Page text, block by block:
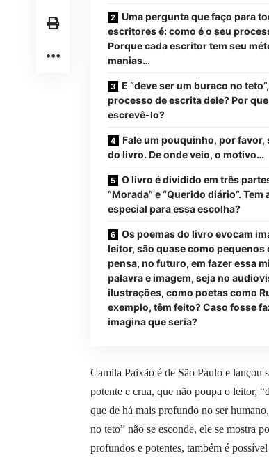
Uma pergunta que faço para
escritores é: como é o seu
Porque cada escritor tem seu
manias…
E “deve ser um buraco no
processo de escrita dele? Por
escrevê-lo?
Fale um pouquinho, por favor,
do livro. De onde veio, o motivo…
O livro é dividido em três
”Morada” e “Querido diário”.
especial para essa escolha?
Os poemas do livro evocam
leitor, são quase como pequenos
pensa, no futuro, em fazer essa
palavra e imagem, seja no
ilustrações, como poetas como
exemplo, têm feito? Caso fosse
imagina que seria?
Camila Paixão é de São Paulo e
potente e crua, que não poupa o leitor,
que de há mais profundo no ser
no teto” não se esconde, ele se mostra
profundos e potentes, também é